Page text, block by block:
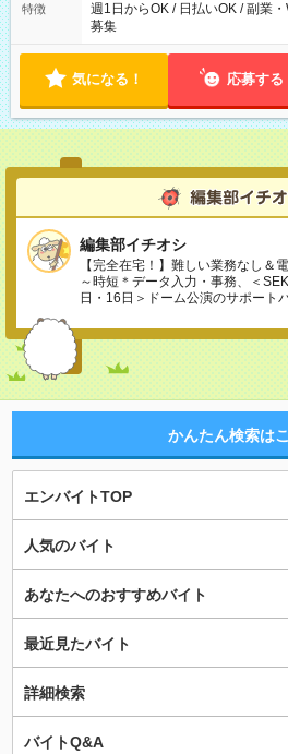
特徴
週1日からOK / 日払いOK / 副業
募集
気になる！ 応募する
編集部イチオシ
【完全在宅！】難しい業務なし＆
～時短＊データ入力・事務、＜
日・16日＞ドーム公演のサポート
かんたん検索は
エンバイトTOP
人気のバイト
あなたへのおすすめバイト
最近見たバイト
詳細検索
バイトQ&A